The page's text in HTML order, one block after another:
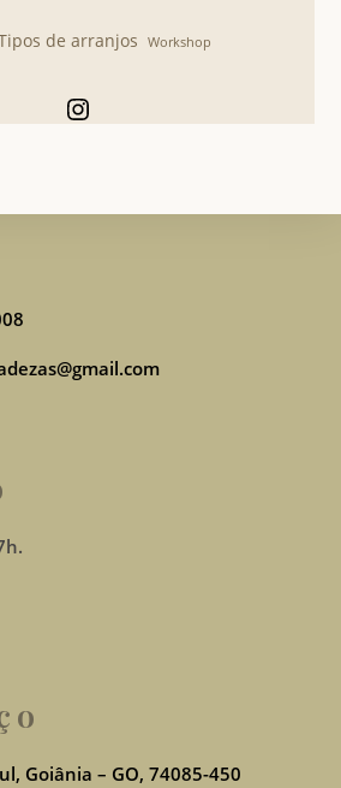
de arranjos Workshop
Instagram
Goiânia – GO, 74085-450